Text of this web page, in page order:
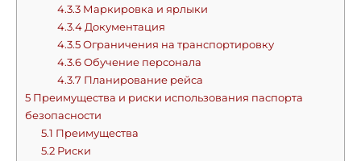
4.3.3Маркировка и ярлыки
4.3.4Документация
4.3.5Ограничения на транспортировку
4.3.6Обучение персонала
4.3.7 Планирование рейса
5 Преимущества и риски использования паспорта
безопасности
5.1 Преимущества
5.2Риски